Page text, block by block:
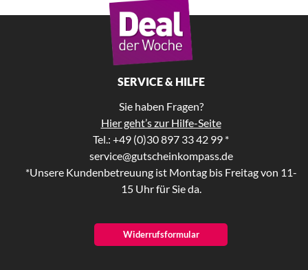
SERVICE & HILFE
Sie haben Fragen?
Hier geht’s zur Hilfe-Seite
Tel.: +49 (0)30 897 33 42 99 *
service@gutscheinkompass.de
*Unsere Kundenbetreuung ist Montag bis Freitag von 11-
15 Uhr für Sie da.
Widerrufsformular